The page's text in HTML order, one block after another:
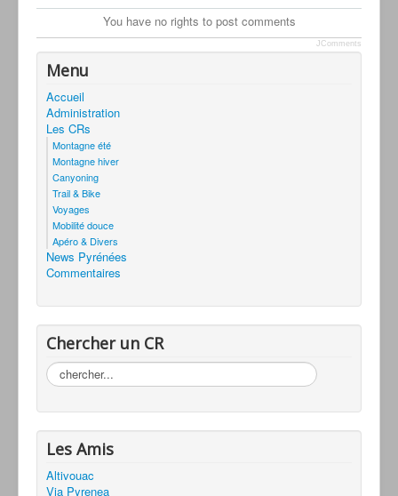
You have no rights to post comments
JComments
Menu
Accueil
Administration
Les CRs
Montagne été
Montagne hiver
Canyoning
Trail & Bike
Voyages
Mobilité douce
Apéro & Divers
News Pyrénées
Commentaires
Chercher un CR
Rechercher
Les Amis
Altivouac
Via Pyrenea